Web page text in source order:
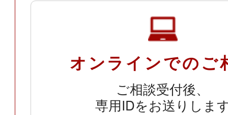
オンラインでのご
ご相談受付後、
専用IDをお送りしま